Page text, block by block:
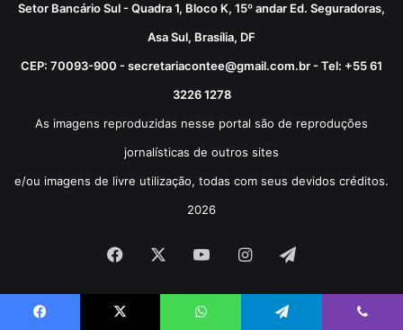
Setor Bancário Sul - Quadra 1, Bloco K, 15º andar Ed. Seguradoras,
Asa Sul, Brasília, DF
CEP: 70093-900 - secretariacontee@gmail.com.br - Tel: +55 61
3226 1278
As imagens reproduzidas nesse portal são de reproduções
jornalísticas de outros sites
e/ou imagens de livre utilização, todas com seus devidos créditos.
2026
Facebook YouTubeInstagram